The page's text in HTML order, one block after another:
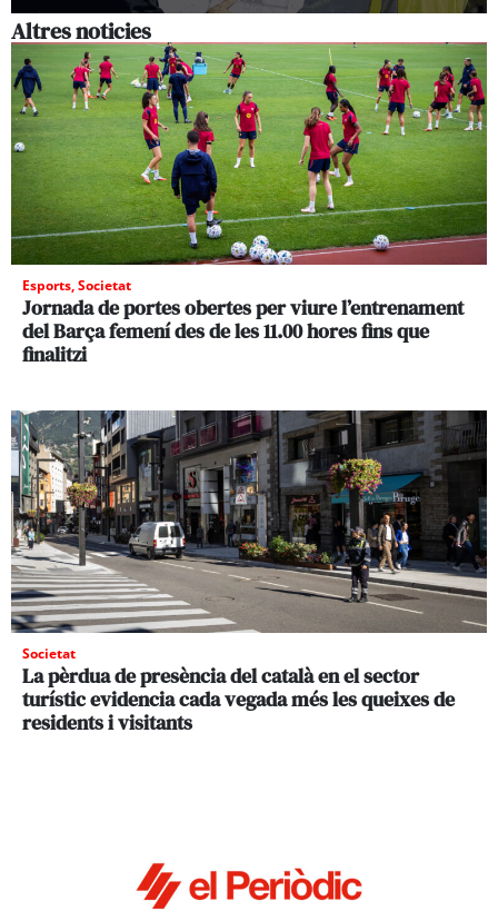
Altres noticies
Esports,Societat
Jornada de portes obertes per viure l’entrenament
del Barça femení des de les 11.00 hores fins que
finalitzi
Societat
La pèrdua de presència del català en el sector
turístic evidencia cada vegada més les queixes de
residents i visitants